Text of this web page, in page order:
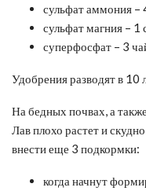
сульфат аммония –
сульфат магния – 1
суперфосфат – 3
Удобрения разводят в 10
На бедных почвах, а
Лав плохо растет и
внести еще 3 подкормки:
когда начнут